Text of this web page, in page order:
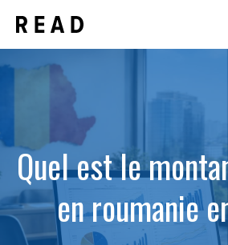
contenu
Quel est le
en roumanie